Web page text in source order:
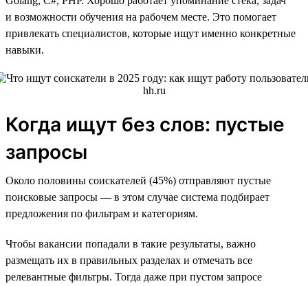
и возможности обучения на рабочем месте. Это помогает
привлекать специалистов, которые ищут именно конкретные
навыки.
Когда ищут без слов: пустые
запросы
Около половины соискателей (45%) отправляют пустые
поисковые запросы — в этом случае система подбирает
предложения по фильтрам и категориям.
Чтобы вакансии попадали в такие результаты, важно
размещать их в правильных разделах и отмечать все
релевантные фильтры. Тогда даже при пустом запросе